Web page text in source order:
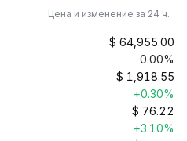
Цена и изменение за 24 ч.
$ 64,955.00
0.00%
$ 1,918.55
+0.30%
$ 76.22
+3.10%